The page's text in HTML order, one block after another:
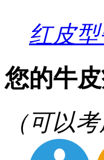
红皮
您的牛
（可以